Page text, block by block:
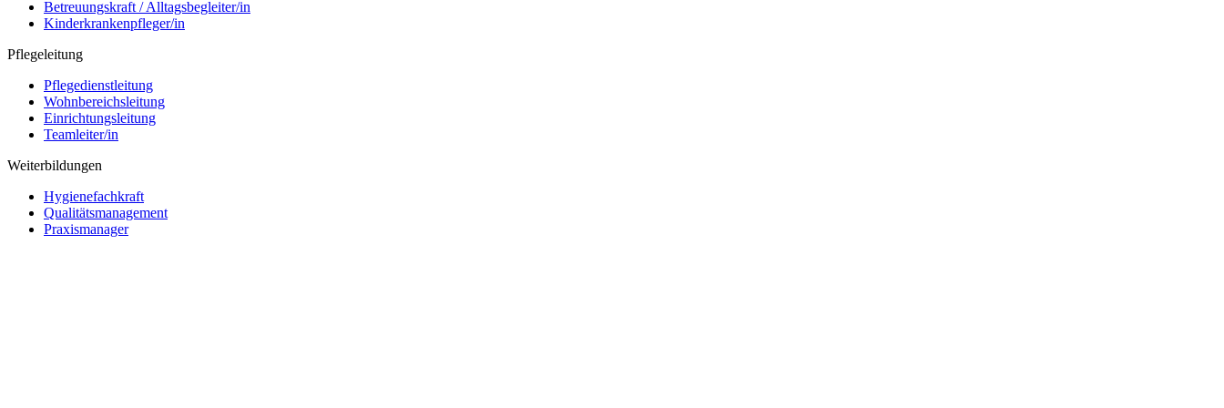
Betreuungskraft / Alltagsbegleiter/in
Kinderkrankenpfleger/in
Pflegeleitung
Pflegedienstleitung
Wohnbereichsleitung
Einrichtungsleitung
Teamleiter/in
Weiterbildungen
Hygienefachkraft
Qualitätsmanagement
Praxismanager